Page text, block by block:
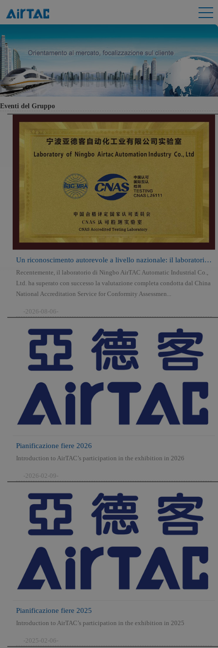
Eventi del Gruppo
Un riconoscimento autorevole a livello nazionale: il laboratorio AirTA...
Recentemente, il laboratorio di Ningbo AirTAC Automatic Industrial Co.,
Ltd. ha superato con successo la valutazione completa condotta dal China
National Accreditation Service for Conformity Assessmen...
-2026-08-06-
Pianificazione fiere 2026
Introduction to AirTAC’s participation in the exhibition in 2026
-2026-02-09-
Pianificazione fiere 2025
Introduction to AirTAC’s participation in the exhibition in 2025
-2025-02-06-